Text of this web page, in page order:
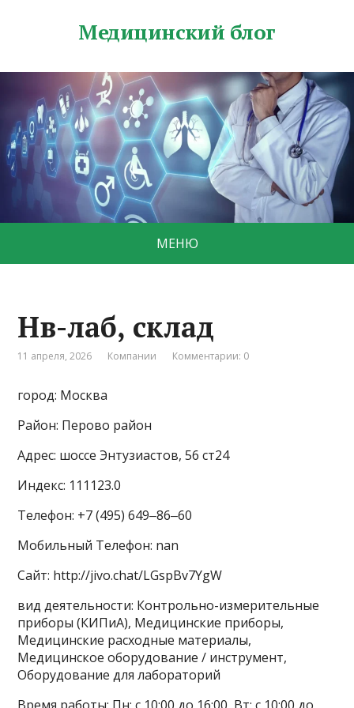
Медицинский блог
МЕНЮ
Нв-лаб, склад
11 апреля, 2026 Компании Комментарии: 0
город: Москва
Район: Перово район
Адрес: шоссе Энтузиастов, 56 ст24
Индекс: 111123.0
Телефон: +7 (495) 649‒86‒60
Мобильный Телефон: nan
Сайт: http://jivo.chat/LGspBv7YgW
вид деятельности: Контрольно-измерительные
приборы (КИПиА), Медицинские приборы,
Медицинские расходные материалы,
Медицинское оборудование / инструмент,
Оборудование для лабораторий